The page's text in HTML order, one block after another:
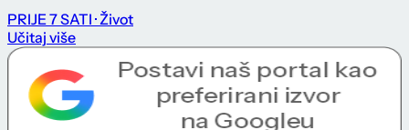
PRIJE 7 SATI · Život
Učitaj više